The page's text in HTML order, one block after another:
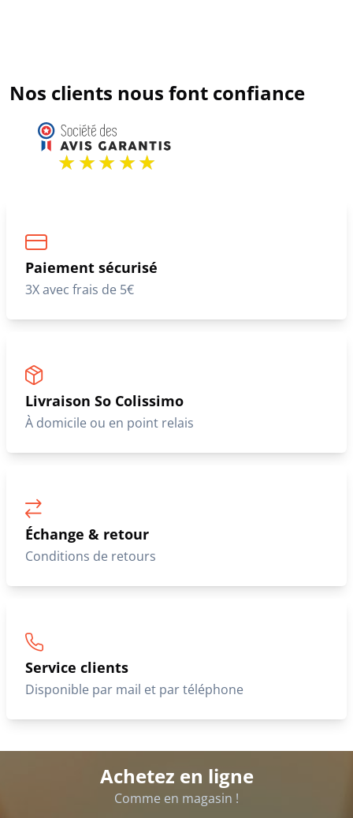
Nos clients nous font confiance
Paiement sécurisé
3X avec frais de 5€
Livraison So Colissimo
À domicile ou en point relais
Échange & retour
Conditions de retours
Service clients
Disponible par mail et par téléphone
Achetez en ligne
Comme en magasin !